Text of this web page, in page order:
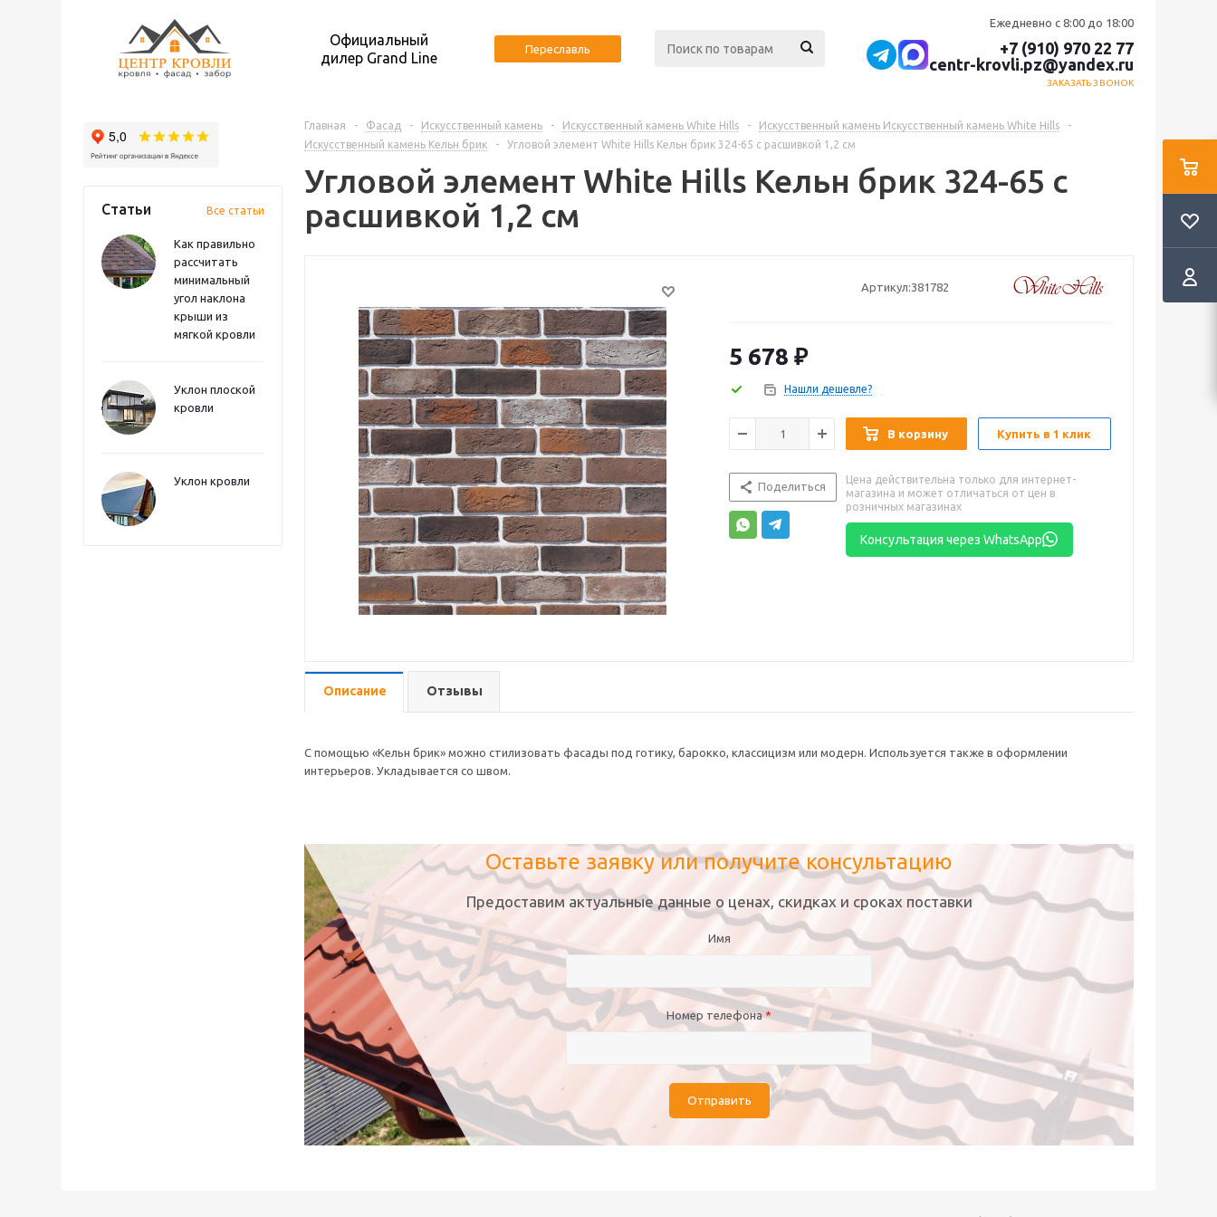
Официальный
дилер Grand Line
Переславль
Ежедневно с 8:00 до 18:00
+7 (910) 970 22 77
centr-krovli.pz@yandex.ru
ЗАКАЗАТЬ ЗВОНОК
Статьи Все статьи
Как правильно
рассчитать
минимальный
угол наклона
крыши из
мягкой кровли
Уклон плоской
кровли
Уклон кровли
Главная - Фасад - Искусственный камень - Искусственный камень White Hills - Искусственный камень Искусственный камень White Hills
-
Искусственный камень Кельн брик
- Угловой элемент White Hills Кельн брик 324-65 с расшивкой 1,2 см
Угловой элемент White Hills Кельн брик 324-65 с
расшивкой 1,2 см
Артикул:381782
5 678 ₽
Нашли дешевле?
В корзину Купить в 1 клик
Поделиться
Цена действительна только для интернет-
магазина и может отличаться от цен в
розничных магазинах
Консультация через WhatsApp
Описание Отзывы
С помощью «Кельн брик» можно стилизовать фасады под готику, барокко, классицизм или модерн. Используется также в оформлении
интерьеров. Укладывается со швом.
Оставьте заявку или получите консультацию
Предоставим актуальные данные о ценах, скидках и сроках поставки
Имя
Номер телефона*
Отправить